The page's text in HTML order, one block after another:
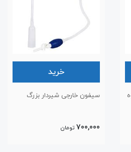
خرید
سیفون خارجی شیردار بزرگ
700,000 تومان